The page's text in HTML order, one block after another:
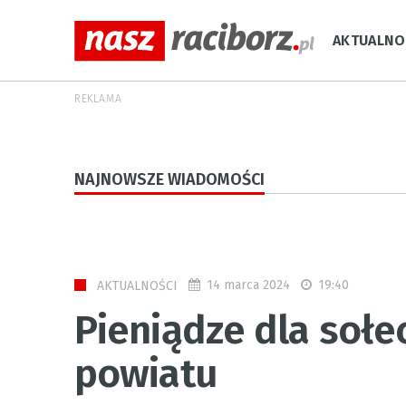
REKLAMA
NAJNOWSZE WIADOMOŚCI
AKTUALNOŚCI 14 marca 2024 19:40
Pieniądze dla
powiatu